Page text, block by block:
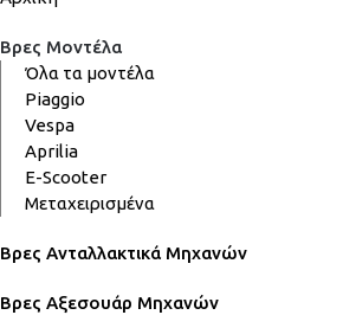
Βρες Μοντέλα
Όλα τα μοντέλα
Piaggio
Vespa
Aprilia
E-Scooter
Μεταχειρισμένα
Βρες Ανταλλακτικά Μηχανών
Βρες Αξεσουάρ Μηχανών